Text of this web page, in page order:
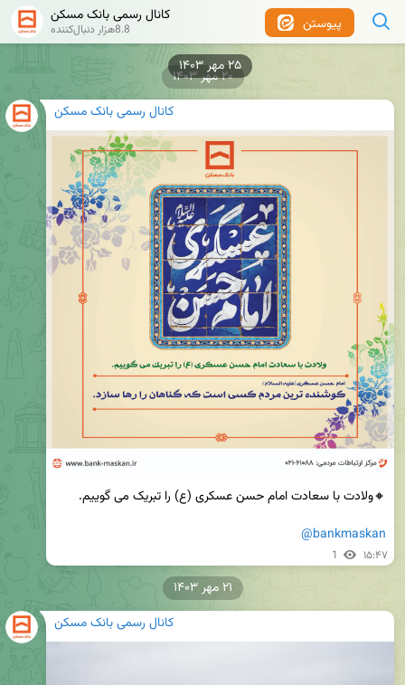
پیوستن کانال رسمی بانک مسکن
8.8هزار دنبال‌کننده
کانال رسمی بانک مسکن
@bankmaskan
1 ۱۵:۴۷
۲۰ مهر ۱۴۰۳
کانال رسمی بانک مسکن
۲۱ مهر ۱۴۰۳